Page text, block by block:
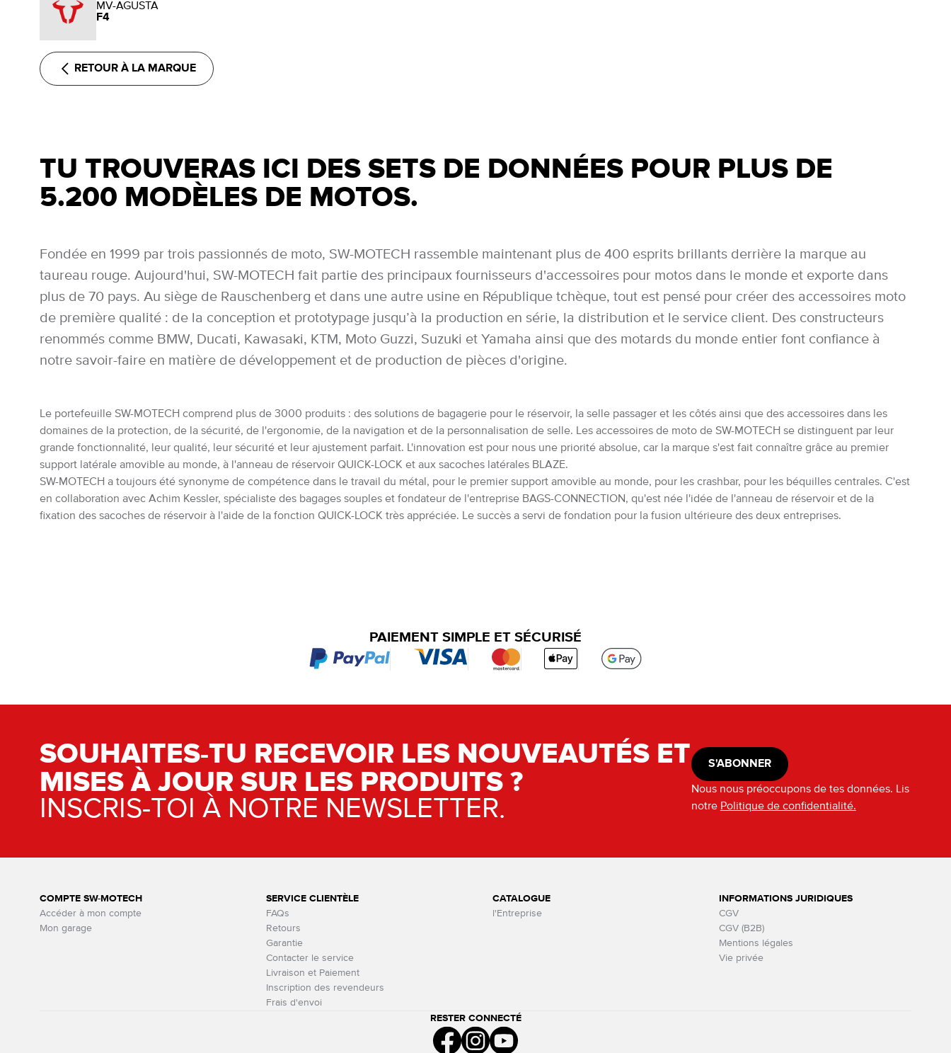
MV-AGUSTA
F4
RETOUR À LA MARQUE
TU TROUVERAS ICI DES SETS DE DONNÉES POUR PLUS DE
5.200 MODÈLES DE MOTOS.
Fondée en 1999 par trois passionnés de moto, SW-MOTECH rassemble maintenant plus de 400 esprits brillants derrière la marque au
taureau rouge. Aujourd'hui, SW-MOTECH fait partie des principaux fournisseurs d'accessoires pour motos dans le monde et exporte dans
plus de 70 pays. Au siège de Rauschenberg et dans une autre usine en République tchèque, tout est pensé pour créer des accessoires moto
de première qualité : de la conception et prototypage jusqu’à la production en série, la distribution et le service client. Des constructeurs
renommés comme BMW, Ducati, Kawasaki, KTM, Moto Guzzi, Suzuki et Yamaha ainsi que des motards du monde entier font confiance à
notre savoir-faire en matière de développement et de production de pièces d'origine.
Le portefeuille SW-MOTECH comprend plus de 3000 produits : des solutions de bagagerie pour le réservoir, la selle passager et les côtés ainsi que des accessoires dans les
domaines de la protection, de la sécurité, de l'ergonomie, de la navigation et de la personnalisation de selle. Les accessoires de moto de SW-MOTECH se distinguent par leur
grande fonctionnalité, leur qualité, leur sécurité et leur ajustement parfait. L'innovation est pour nous une priorité absolue, car la marque s'est fait connaître grâce au premier
support latérale amovible au monde, à l'anneau de réservoir QUICK-LOCK et aux sacoches latérales BLAZE.
SW-MOTECH a toujours été synonyme de compétence dans le travail du métal, pour le premier support amovible au monde, pour les crashbar, pour les béquilles centrales. C'est
en collaboration avec Achim Kessler, spécialiste des bagages souples et fondateur de l'entreprise BAGS-CONNECTION, qu'est née l'idée de l'anneau de réservoir et de la
fixation des sacoches de réservoir à l'aide de la fonction QUICK-LOCK très appréciée. Le succès a servi de fondation pour la fusion ultérieure des deux entreprises.
PAIEMENT SIMPLE ET SÉCURISÉ
SOUHAITES-TU RECEVOIR LES NOUVEAUTÉS ET
MISES À JOUR SUR LES PRODUITS ?
INSCRIS-TOI À NOTRE NEWSLETTER.
S'ABONNER
Nous nous préoccupons de tes données. Lis
notre Politique de confidentialité.
COMPTE SW-MOTECH
Accéder à mon compte
Mon garage
SERVICE CLIENTÈLE
FAQs
Retours
Garantie
Contacter le service
Livraison et Paiement
Inscription des revendeurs
Frais d'envoi
CATALOGUE
l'Entreprise
INFORMATIONS JURIDIQUES
CGV
CGV (B2B)
Mentions légales
Vie privée
RESTER CONNECTÉ